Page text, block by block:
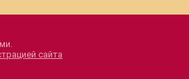
сайта